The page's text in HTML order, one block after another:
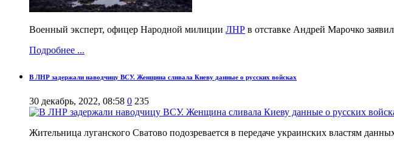
Военный эксперт, офицер Народной милиции ЛНР в отставке Андрей Марочко
Подробнее ...
В ЛНР задержали наводчицу ВСУ. Женщина сливала Киеву данные о русских войсках
30 декабрь, 2022, 08:58 0 235
Жительница луганского Сватово подозревается в передаче украинских властям